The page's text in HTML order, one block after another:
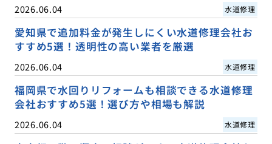
2026.06.04 水道修理
愛知県で追加料金が発生しにくい水道修理会社お
すすめ5選！透明性の高い業者を厳選
2026.06.04 水道修理
福岡県で水回りリフォームも相談できる水道修理
会社おすすめ5選！選び方や相場も解説
2026.06.04 水道修理